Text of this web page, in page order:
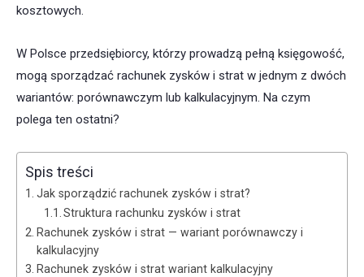
kosztowych.
W Polsce przedsiębiorcy, którzy prowadzą pełną księgowość,
mogą sporządzać rachunek zysków i strat w jednym z dwóch
wariantów: porównawczym lub kalkulacyjnym. Na czym
polega ten ostatni?
Spis treści
Jak sporządzić rachunek zysków i strat?
Struktura rachunku zysków i strat
Rachunek zysków i strat — wariant porównawczy i
kalkulacyjny
Rachunek zysków i strat wariant kalkulacyjny